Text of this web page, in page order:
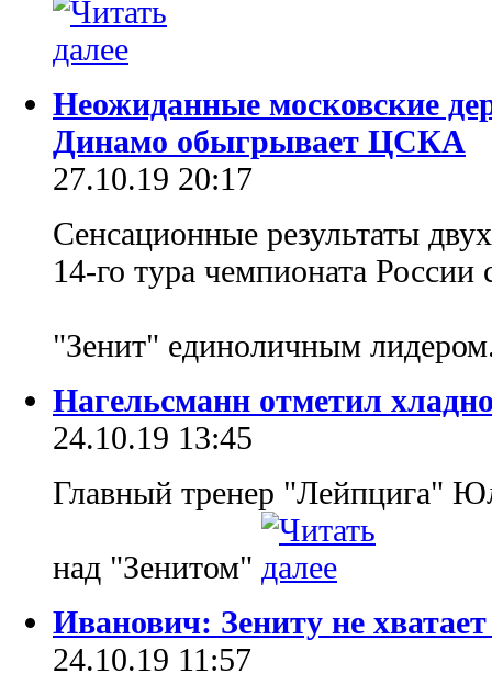
Неожиданные московские
Динамо обыгрывает ЦСКА
27.10.19 20:17
Сенсационные результаты
14-го тура чемпионата России
"Зенит" единоличным
Нагельсманн отметил
24.10.19 13:45
Главный тренер "Лейпцига"
над "Зенитом"
Иванович: Зениту не
24.10.19 11:57